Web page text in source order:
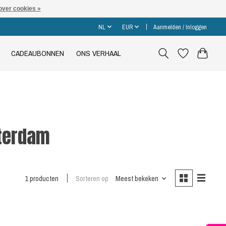
NL EUR Aanmelden / Inloggen
CADEAUBONNEN ONS VERHAAL
1 producten Sorteren op Meest bekeken
cookies »